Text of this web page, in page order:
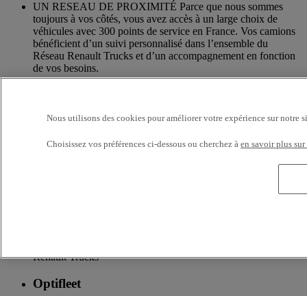
UN RESEAU DE PROXIMITÉ Parce que nous sommes
toujours à vos côtés, vous avez accès à un large choix de
véhicules avec 300 points de service en France. Vos camions
bénéficient d’un suivi personnalisé dans l’ensemble du
Réseau Renault Trucks et d’un accompagnement en fonction
de vos besoins.
Davantage d'informations sur les services supplémentaires
Assurance & financement
Renault Trucks
Optifleet
Nous utilisons des cookies pour améliorer votre expérience sur notre
Choisissez vos préférences ci-dessous ou cherchez à en savoir plus